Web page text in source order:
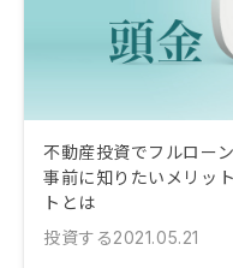
不動産投資でフルロー
事前に知りたいメリッ
トとは
投資する2021.05.21